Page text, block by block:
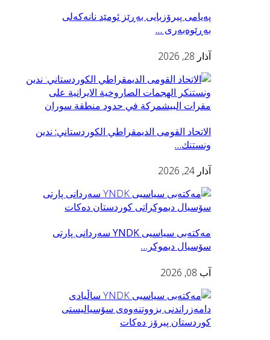
پەیامی پیرۆزبایی به‌ڕێز ئومێد نانەکەلی
بەڕێوەبەری …
آذار 28, 2026
الاتحاد القومى الديمقراطي الكوردستاني: ندين
ونستنك…
آذار 24, 2026
مه‌كته‌بی سیاسیی YNDK سه‌ردانى پارتى
سۆسيال ديموكر…
آب 08, 2026